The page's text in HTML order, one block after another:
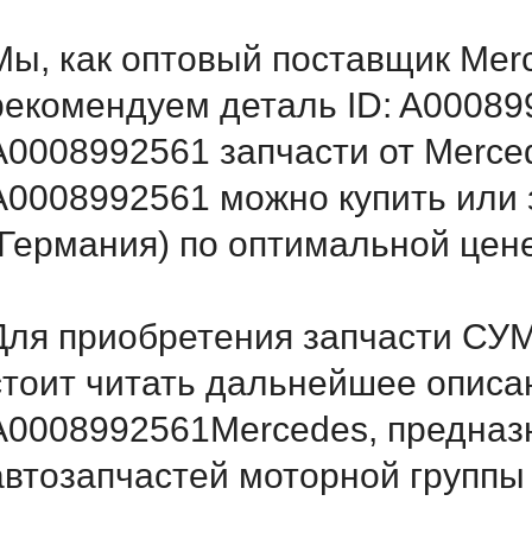
как оптовый поставщик
деталь ID:
запчасти от
можно купить
по оптимальной
приобретения запчасти
читать дальнейшее
моторной